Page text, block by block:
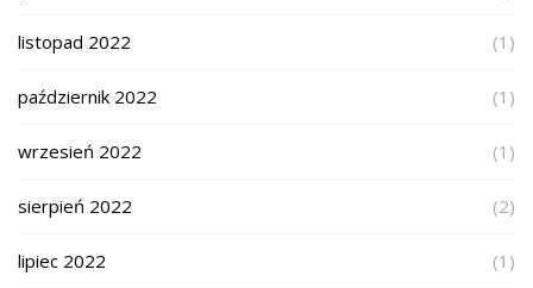
listopad 2022 (1)
październik 2022 (1)
wrzesień 2022 (1)
sierpień 2022 (2)
lipiec 2022 (1)